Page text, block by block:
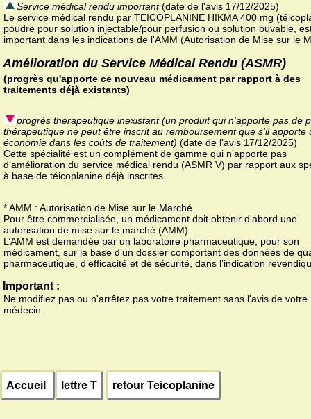
Service médical rendu important(date de l'avis 17/12/2025)
Le service médical rendu par TEICOPLANINE HIKMA 400 mg
poudre pour solution injectable/pour perfusion ou solution buvable,
important dans les indications de l'AMM (Autorisation de Mise sur le
Amélioration du Service Médical Rendu (ASMR)
(progrès qu'apporte ce nouveau médicament par rapport à des
traitements déjà existants)
progrès thérapeutique inexistant (un produit qui n'apporte pas de
thérapeutique ne peut être inscrit au remboursement que s'il apporte
économie dans les coûts de traitement) (date de l'avis 17/12/2025)
Cette spécialité est un complément de gamme qui n’apporte pas
d’amélioration du service médical rendu (ASMR V) par rapport aux
à base de téicoplanine déjà inscrites.
* AMM : Autorisation de Mise sur le Marché.
Pour être commercialisée, un médicament doit obtenir d'abord une
autorisation de mise sur le marché (AMM).
L’AMM est demandée par un laboratoire pharmaceutique, pour son
médicament, sur la base d’un dossier comportant des données de
pharmaceutique, d’efficacité et de sécurité, dans l’indication
Important :
Ne modifiez pas ou n'arrêtez pas votre traitement sans l'avis de votre
médecin.
Accueil lettre T retour Teicoplanine